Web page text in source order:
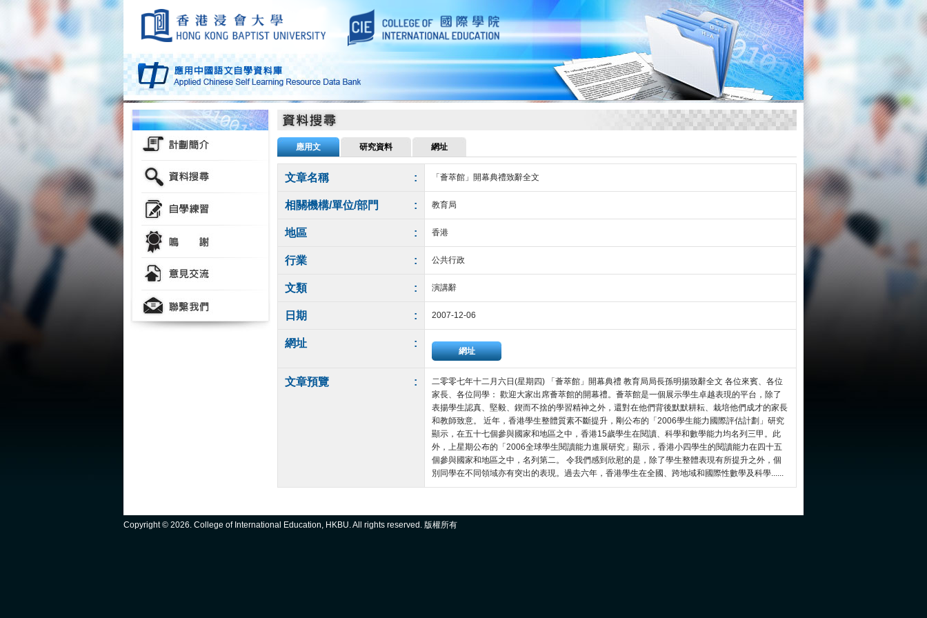
應用文 研究資料 網址
文章名稱 : 「薈萃館」開幕典禮致辭全文
相關機構/單位/部門 : 教育局
地區 : 香港
行業 : 公共行政
文類 : 演講辭
日期 : 2007-12-06
網址 :
網址
文章預覽 :
二零零七年十二月六日(星期四) 「薈萃館」開幕典禮 教育局局長孫明揚致辭全文 各位來賓、各位
家長、各位同學： 歡迎大家出席薈萃館的開幕禮。薈萃館是一個展示學生卓越表現的平台，除了
表揚學生認真、堅毅、鍥而不捨的學習精神之外，還對在他們背後默默耕耘、栽培他們成才的家長
和教師致意。 近年，香港學生整體質素不斷提升，剛公布的「2006學生能力國際評估計劃」研究
顯示，在五十七個參與國家和地區之中，香港15歲學生在閱讀、科學和數學能力均名列三甲。此
外，上星期公布的「2006全球學生閱讀能力進展研究」顯示，香港小四學生的閱讀能力在四十五
個參與國家和地區之中，名列第二。 令我們感到欣慰的是，除了學生整體表現有所提升之外，個
別同學在不同領域亦有突出的表現。過去六年，香港學生在全國、跨地域和國際性數學及科學......
Copyright © 2026. College of International Education, HKBU. All rights reserved. 版權所有